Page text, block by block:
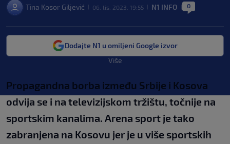
Tina Kosor Giljević 06. lis. 2023. 19:55 N1 INFO 0
Dodajte N1 u omiljeni Google izvor
Više
Propagandna borba između Srbije i Kosova
odvija se i na televizijskom tržištu, točnije na
sportskim kanalima. Arena sport je tako
zabranjena na Kosovu jer je u više sportskih